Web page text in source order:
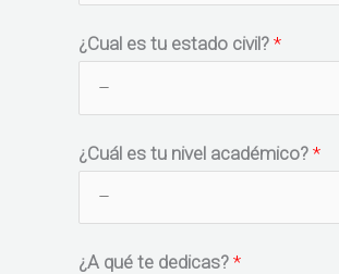
¿Cual es tu estado civil? *
¿Cuál es tu nivel académico? *
¿A qué te dedicas? *